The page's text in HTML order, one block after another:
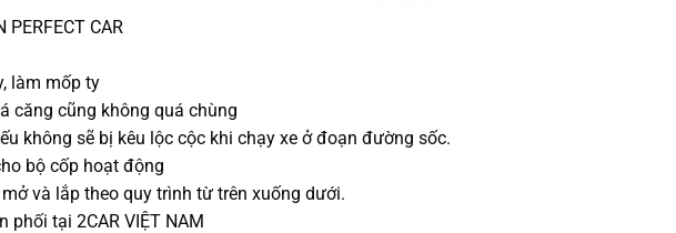
CAR
làm mốp ty
căng cũng không quá chùng
không sẽ bị kêu lộc cộc khi chạy xe ở đoạn đường sốc.
bộ cốp hoạt động
và lắp theo quy trình từ trên xuống dưới.
tại 2CAR VIỆT NAM